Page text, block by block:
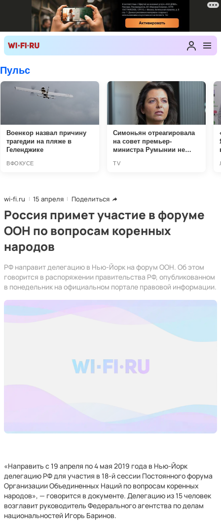
wi-fi.ru 15 апреля Поделиться
Россия примет участие в форуме
ООН по вопросам коренных
народов
РФ направит делегацию в Нью-Йорк на форум ООН. Об этом
говорится в распоряжении правительства РФ, опубликованном
в понедельник на официальном портале правовой информации.
«Направить с 19 апреля по 4 мая 2019 года в Нью-Йорк
делегацию РФ для участия в 18-й сессии Постоянного форума
Организации Объединенных Наций по вопросам коренных
народов», — говорится в документе. Делегацию из 15 человек
возглавит руководитель Федерального агентства по делам
национальностей Игорь Баринов.